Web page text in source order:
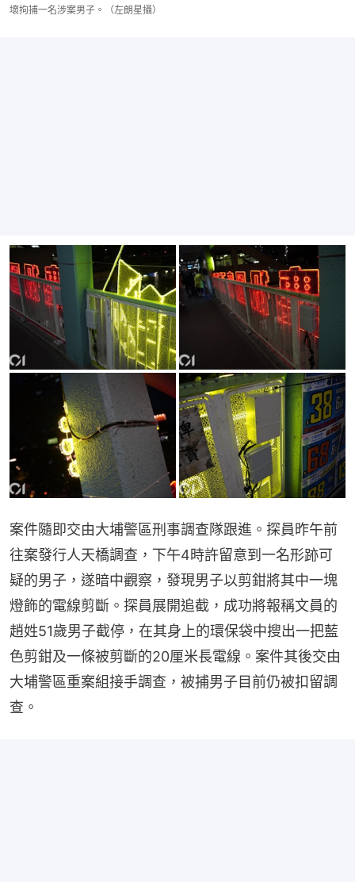
壞拘捕一名涉案男子。（左朗星攝）
案件隨即交由大埔警區刑事調查隊跟進。探員昨午前
往案發行人天橋調查，下午4時許留意到一名形跡可
疑的男子，遂暗中觀察，發現男子以剪鉗將其中一塊
燈飾的電線剪斷。探員展開追截，成功將報稱文員的
趙姓51歲男子截停，在其身上的環保袋中搜出一把藍
色剪鉗及一條被剪斷的20厘米長電線。案件其後交由
大埔警區重案組接手調查，被捕男子目前仍被扣留調
查。